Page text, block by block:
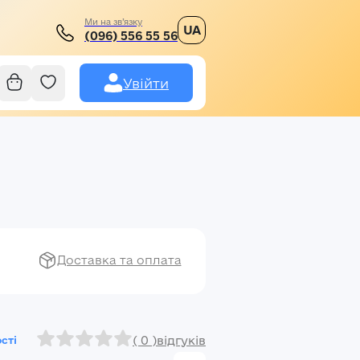
Ми на зв’язку
(096) 556 55 56 UA
Увійти
Доставка та оплата
( 0 )відгуків